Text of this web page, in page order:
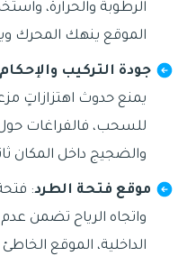
الرطوبة والحرارة،
الموقع ينهك المحرك
جودة التركيب والإحكام
يمنع حدوث اهتزازاتٍ
للسحب، فالفراغات حول
والضجيج داخل المكان
موقع فتحة الطرد:
واتجاه الرياح تضمن
الداخلية، الموقع